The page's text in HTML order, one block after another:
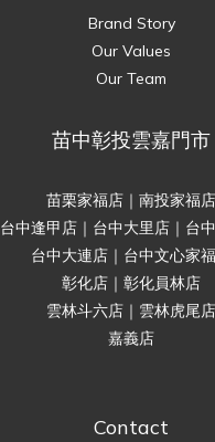
Brand Story
Our Values
Our Team
苗中彰投雲嘉門市
苗栗家福店｜南投家福店
台中逢甲店｜台中大里店｜台
台中大連店｜台中文心家
彰化店｜彰化員林店
雲林斗六店｜雲林虎尾店
嘉義店
Contact